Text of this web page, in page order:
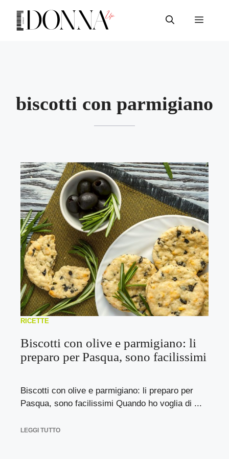
contenuto
Menu
biscotti con parmigiano
RICETTE
Biscotti con olive e parmigiano: li
preparo per Pasqua, sono facilissimi
Biscotti con olive e parmigiano: li preparo per
Pasqua, sono facilissimi Quando ho voglia di ...
LEGGI TUTTO